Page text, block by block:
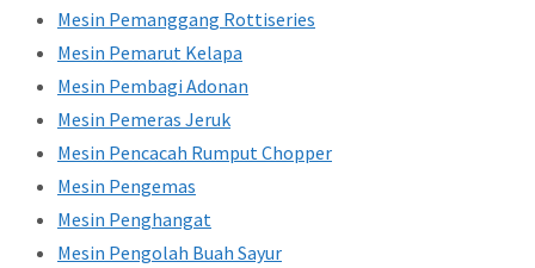
Mesin Pemanggang Rottiseries
Mesin Pemarut Kelapa
Mesin Pembagi Adonan
Mesin Pemeras Jeruk
Mesin Pencacah Rumput Chopper
Mesin Pengemas
Mesin Penghangat
Mesin Pengolah Buah Sayur